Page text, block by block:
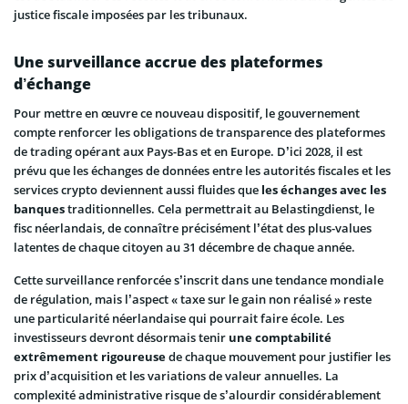
justice fiscale imposées par les tribunaux.
Une surveillance accrue des plateformes
d’échange
Pour mettre en œuvre ce nouveau dispositif, le gouvernement
compte renforcer les obligations de transparence des plateformes
de trading opérant aux Pays-Bas et en Europe. D’ici 2028, il est
prévu que les échanges de données entre les autorités fiscales et les
services crypto deviennent aussi fluides que les échanges avec les
banquestraditionnelles. Cela permettrait au Belastingdienst, le
fisc néerlandais, de connaître précisément l’état des plus-values
latentes de chaque citoyen au 31 décembre de chaque année.
Cette surveillance renforcée s’inscrit dans une tendance mondiale
de régulation, mais l’aspect « taxe sur le gain non réalisé » reste
une particularité néerlandaise qui pourrait faire école. Les
investisseurs devront désormais tenir une comptabilité
extrêmement rigoureusede chaque mouvement pour justifier les
prix d’acquisition et les variations de valeur annuelles. La
complexité administrative risque de s’alourdir considérablement